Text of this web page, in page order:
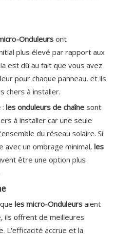
Onduleurs ont
plus élevé par rapport aux
est dû au fait que vous avez
pour chaque panneau, et ils
chers à installer.
: les onduleurs de chaîne sont
à installer car une seule
du réseau solaire. Si
avec un ombrage minimal, les
être une option plus
les micro-Onduleurs aient
ils offrent de meilleures
L'efficacité accrue et la